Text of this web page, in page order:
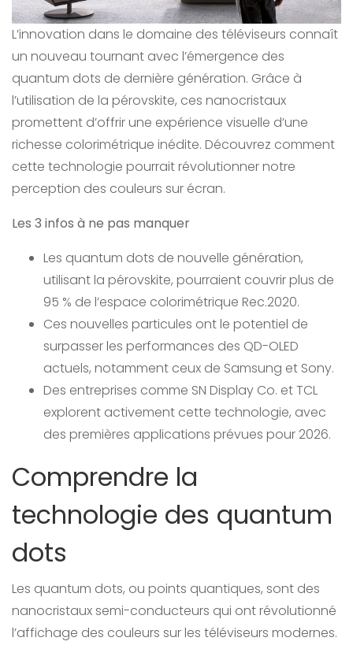
L’innovation dans le domaine des téléviseurs connaît
un nouveau tournant avec l’émergence des
quantum dots de dernière génération. Grâce à
l’utilisation de la pérovskite, ces nanocristaux
promettent d’offrir une expérience visuelle d’une
richesse colorimétrique inédite. Découvrez comment
cette technologie pourrait révolutionner notre
perception des couleurs sur écran.
Les 3 infos à ne pas manquer
Les quantum dots de nouvelle génération,
utilisant la pérovskite, pourraient couvrir plus de
95 % de l’espace colorimétrique Rec.2020.
Ces nouvelles particules ont le potentiel de
surpasser les performances des QD-OLED
actuels, notamment ceux de Samsung et Sony.
Des entreprises comme SN Display Co. et TCL
explorent activement cette technologie, avec
des premières applications prévues pour 2026.
Comprendre la
technologie des quantum
dots
Les quantum dots, ou points quantiques, sont des
nanocristaux semi-conducteurs qui ont révolutionné
l’affichage des couleurs sur les téléviseurs modernes.